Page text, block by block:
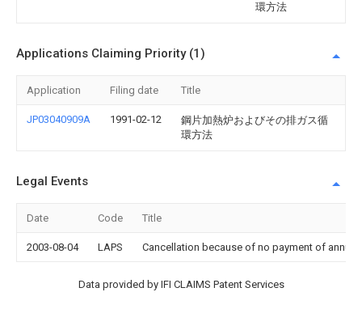
環方法
Applications Claiming Priority (1)
Application Filing date Title
JP03040909A 1991-02-12
鋼片加熱炉およびその排ガス循
環方法
Legal Events
Date Code Title
2003-08-04 LAPS Cancellation because of no payment of annual
Data provided by IFI CLAIMS Patent Services